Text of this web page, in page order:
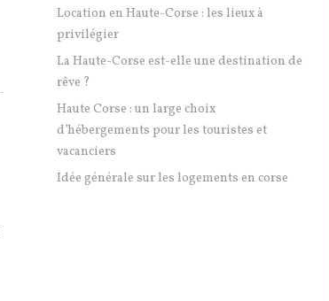
Location en Haute-Corse : les lieux à
privilégier
La Haute-Corse est-elle une destination de
rêve ?
Haute Corse : un large choix
d’hébergements pour les touristes et
vacanciers
Idée générale sur les logements en corse